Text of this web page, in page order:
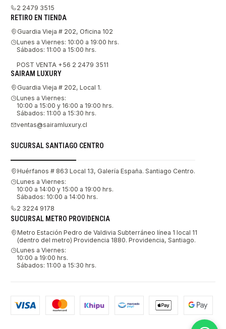
2 2479 3515
RETIRO EN TIENDA
Guardia Vieja # 202, Oficina 102
Lunes a Viernes: 10:00 a 19:00 hrs.
Sábados: 11:00 a 15:00 hrs.
POST VENTA +56 2 2479 3511
SAIRAM LUXURY
Guardia Vieja # 202, Local 1.
Lunes a Viernes:
10:00 a 15:00 y 16:00 a 19:00 hrs.
Sábados: 11:00 a 15:30 hrs.
ventas@sairamluxury.cl
SUCURSAL SANTIAGO CENTRO
Huérfanos # 863 Local 13, Galería España. Santiago Centro.
Lunes a Viernes:
10:00 a 14:00 y 15:00 a 19:00 hrs.
Sábados: 10:00 a 14:00 hrs.
2 3224 9178
SUCURSAL METRO PROVIDENCIA
Metro Estación Pedro de Valdivia Subterráneo línea 1 local 11
(dentro del metro) Providencia 1880. Providencia, Santiago.
Lunes a Viernes:
10:00 a 19:00 hrs.
Sábados: 11:00 a 15:30 hrs.